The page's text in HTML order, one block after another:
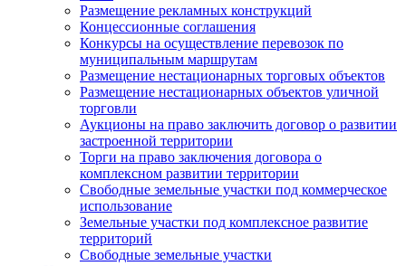
Размещение рекламных конструкций
Концессионные соглашения
Конкурсы на осуществление перевозок по
муниципальным маршрутам
Размещение нестационарных торговых объектов
Размещение нестационарных объектов уличной
торговли
Аукционы на право заключить договор о развитии
застроенной территории
Торги на право заключения договора о
комплексном развитии территории
Свободные земельные участки под коммерческое
использование
Земельные участки под комплексное развитие
территорий
Свободные земельные участки